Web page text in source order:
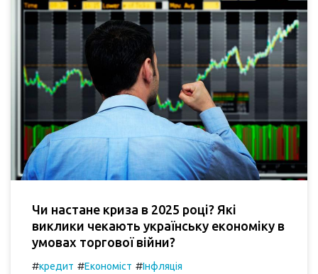
Чи настане криза в 2025 році? Які
виклики чекають українську економіку в
умовах торгової війни?
#кредит #Економіст #Інфляція